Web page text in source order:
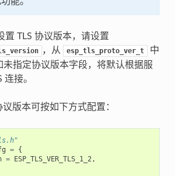
置 TLS 协议版本，请设置
，从 esp_tls_proto_ver_t
中
未指定协议版本字段，将默认根据服
连接。
议版本可按如下方式配置：
= {
= ESP_TLS_VER_TLS_1_2,